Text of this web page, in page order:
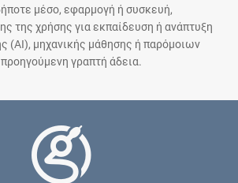
μέσο, εφαρμογή ή συσκευή,
της χρήσης για εκπαίδευση ή ανάπτυξη
(AI), μηχανικής μάθησης ή παρόμοιων
γραπτή άδεια.